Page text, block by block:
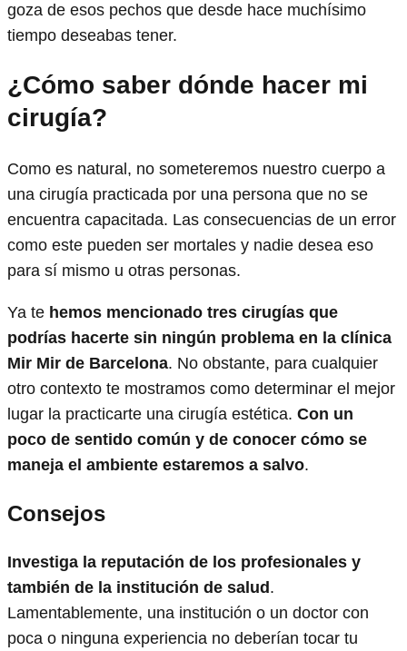
goza de esos pechos que desde hace muchísimo
tiempo deseabas tener.
¿Cómo saber dónde hacer mi
cirugía?
Como es natural, no someteremos nuestro cuerpo a
una cirugía practicada por una persona que no se
encuentra capacitada. Las consecuencias de un error
como este pueden ser mortales y nadie desea eso
para sí mismo u otras personas.
Ya te hemos mencionado tres cirugías que
podrías hacerte sin ningún problema en la clínica
Mir Mir de Barcelona. No obstante, para cualquier
otro contexto te mostramos como determinar el mejor
lugar la practicarte una cirugía estética. Con un
poco de sentido común y de conocer cómo se
maneja el ambiente estaremos a salvo.
Consejos
Investiga la reputación de los profesionales y
también de la institución de salud.
Lamentablemente, una institución o un doctor con
poca o ninguna experiencia no deberían tocar tu